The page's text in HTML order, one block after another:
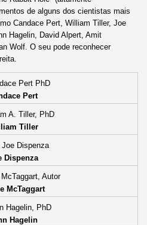
de alguns dos cientistas mais
Candace Pert, William Tiller, Joe
Hagelin, David Alpert, Amit
Wolf. O seu pode reconhecer
Pert
Tiller
Dispenza
McTaggart
Hagelin